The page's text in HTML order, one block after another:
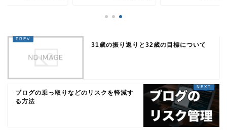
31歳の振り返りと32歳の目標について
ブログの乗っ取りなどのリスクを軽減す
る方法